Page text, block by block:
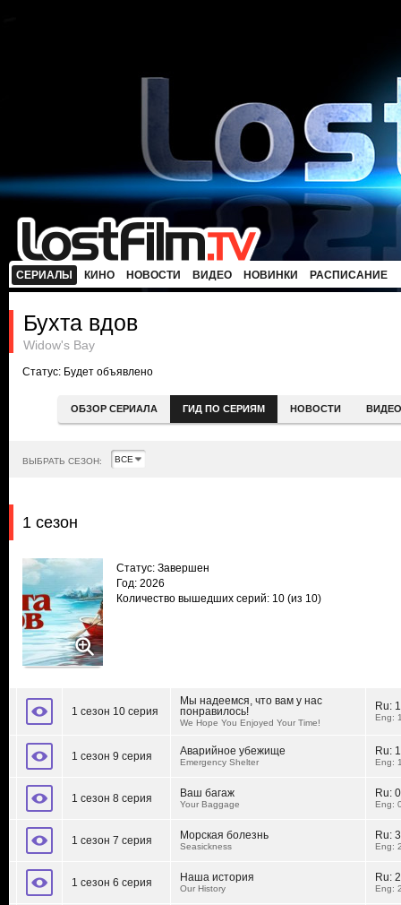
СЕРИАЛЫ КИНО НОВОСТИ ВИДЕО НОВИНКИ РАСПИСАНИЕ
Бухта вдов
Widow's Bay
Статус: Будет объявлено
ОБЗОР СЕРИАЛА ГИД ПО СЕРИЯМ НОВОСТИ ВИДЕО
ВЫБРАТЬ СЕЗОН:
1 сезон
Статус: Завершен
Год: 2026
Количество вышедших серий: 10 (из 10)
1 сезон 10 серия
Мы надеемся, что вам у нас
понравилось!
We Hope You Enjoyed Your Time!
Ru:
Eng:
1 сезон 9 серия Аварийное убежище
Emergency Shelter
Ru:
Eng:
1 сезон 8 серия Ваш багаж
Your Baggage
Ru:
Eng:
1 сезон 7 серия Морская болезнь
Seasickness
Ru:
Eng:
1 сезон 6 серия Наша история
Our History
Ru:
Eng: